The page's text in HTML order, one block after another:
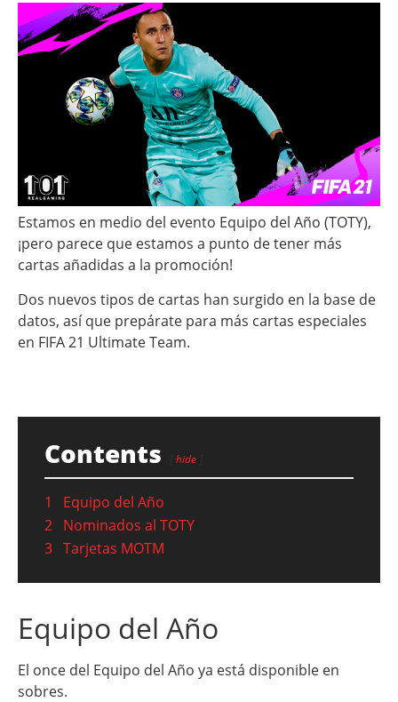
Estamos en medio del evento Equipo del Año (TOTY),
¡pero parece que estamos a punto de tener más
cartas añadidas a la promoción!
Dos nuevos tipos de cartas han surgido en la base de
datos, así que prepárate para más cartas especiales
en FIFA 21 Ultimate Team.
Contents hide
1
Equipo del Año
2 Nominados al TOTY
3 Tarjetas MOTM
Equipo del Año
El once del Equipo del Año ya está disponible en
sobres.